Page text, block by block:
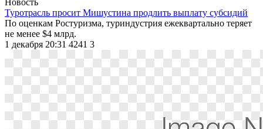
Туротрасль просит Мишустина продлить выплату субсидий
По оценкам Ростуризма, туриндустрия ежеквартально теряет
не менее $4 млрд.
1 декабря 20:31 4241 3